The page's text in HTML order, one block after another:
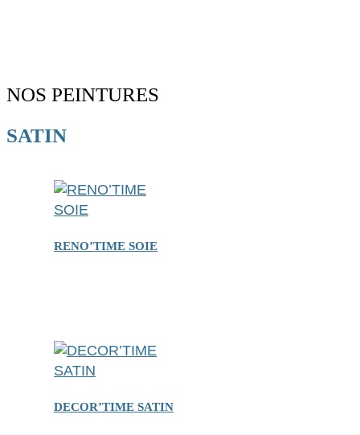
NOS PEINTURES
SATIN
RENO’TIME SOIE
DECOR’TIME SATIN